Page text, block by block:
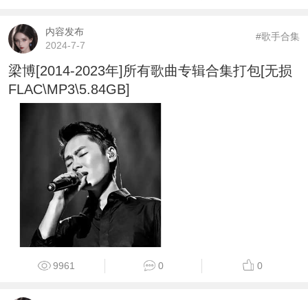
内容发布
2024-7-7
#歌手合集
梁博[2014-2023年]所有歌曲专辑合集打包[无损
FLAC\MP3\5.84GB]
9961 0 0